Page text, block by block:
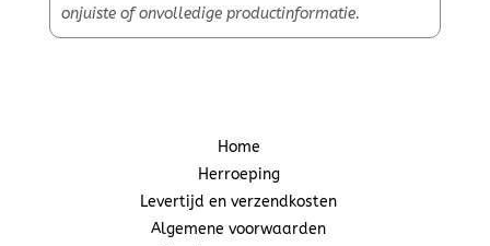
onjuiste of onvolledige productinformatie.
Home
Herroeping
Levertijd en verzendkosten
Algemene voorwaarden